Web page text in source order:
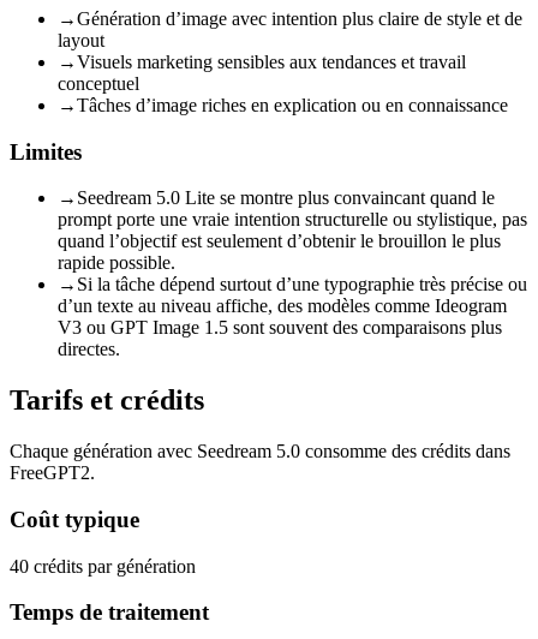
→Génération d’image avec intention plus claire de style et de
layout
→Visuels marketing sensibles aux tendances et travail
conceptuel
→Tâches d’image riches en explication ou en connaissance
Limites
→ Seedream 5.0 Lite se montre plus convaincant quand le
prompt porte une vraie intention structurelle ou stylistique, pas
quand l’objectif est seulement d’obtenir le brouillon le plus
rapide possible.
→ Si la tâche dépend surtout d’une typographie très précise ou
d’un texte au niveau affiche, des modèles comme Ideogram
V3 ou GPT Image 1.5 sont souvent des comparaisons plus
directes.
Tarifs et crédits
Chaque génération avec Seedream 5.0 consomme des crédits dans
FreeGPT2.
Coût typique
40 crédits par génération
Temps de traitement